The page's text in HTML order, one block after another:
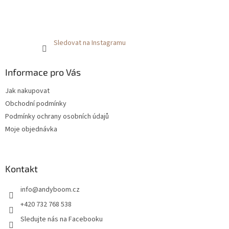
Sledovat na Instagramu
Informace pro Vás
Jak nakupovat
Obchodní podmínky
Podmínky ochrany osobních údajů
Moje objednávka
Kontakt
info@andyboom.cz
+420 732 768 538
Sledujte nás na Facebooku